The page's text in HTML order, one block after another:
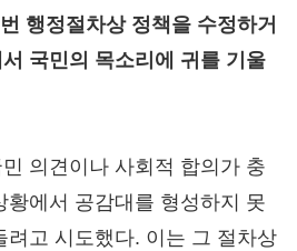
행정절차상 정책을 수정하거
국민의 목소리에 귀를 기울
의견이나 사회적 합의가 충
황에서 공감대를 형성하지 못
려고 시도했다. 이는 그 절차상